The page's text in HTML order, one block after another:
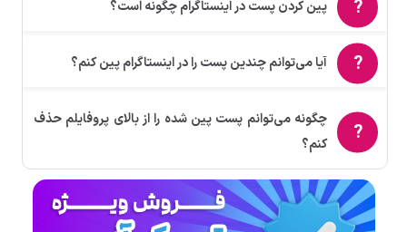
پین کردن پست در اینستاگرام چگونه است؟
آیا می‌توانم چندین پست را در اینستاگرام پین کنم؟
چگونه می‌توانم پست پین شده را از بالای پروفایلم حذف
کنم؟